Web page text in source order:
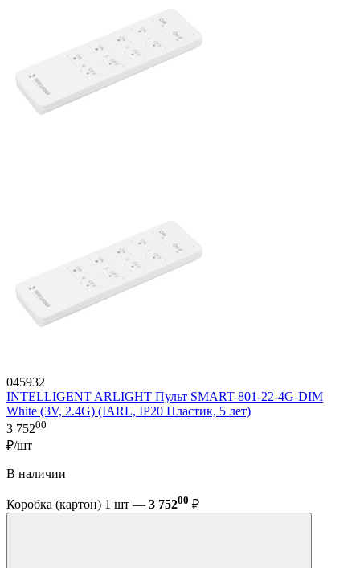
045932
INTELLIGENT ARLIGHT Пульт SMART-801-22-4G-DIM
White (3V, 2.4G) (IARL, IP20 Пластик, 5 лет)
3 75200
₽/шт
В наличии
Коробка (картон) 1 шт — 3 75200 ₽